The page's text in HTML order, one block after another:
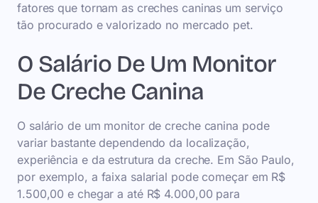
fatores que tornam as creches caninas um serviço
tão procurado e valorizado no mercado pet.
O Salário De Um Monitor
De Creche Canina
O salário de um monitor de creche canina pode
variar bastante dependendo da localização,
experiência e da estrutura da creche. Em São Paulo,
por exemplo, a faixa salarial pode começar em R$
1.500,00 e chegar a até R$ 4.000,00 para